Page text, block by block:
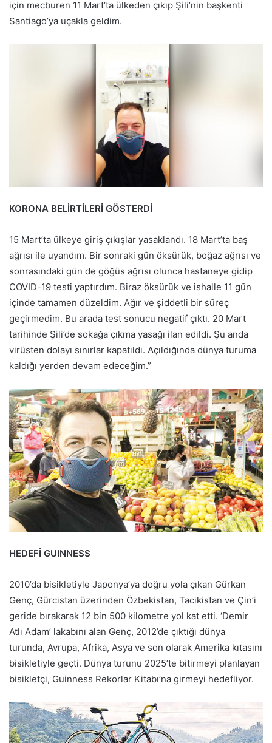
için mecburen 11 Mart’ta ülkeden çıkıp Şili’nin başkenti
Santiago’ya uçakla geldim.
KORONA BELİRTİLERİ GÖSTERDİ
15 Mart’ta ülkeye giriş çıkışlar yasaklandı. 18 Mart’ta baş
ağrısı ile uyandım. Bir sonraki gün öksürük, boğaz ağrısı ve
sonrasındaki gün de göğüs ağrısı olunca hastaneye gidip
COVID-19 testi yaptırdım. Biraz öksürük ve ishalle 11 gün
içinde tamamen düzeldim. Ağır ve şiddetli bir süreç
geçirmedim. Bu arada test sonucu negatif çıktı. 20 Mart
tarihinde Şili’de sokağa çıkma yasağı ilan edildi. Şu anda
virüsten dolayı sınırlar kapatıldı. Açıldığında dünya turuma
kaldığı yerden devam edeceğim.”
HEDEFİ GUINNESS
2010’da bisikletiyle Japonya’ya doğru yola çıkan Gürkan
Genç, Gürcistan üzerinden Özbekistan, Tacikistan ve Çin’i
geride bırakarak 12 bin 500 kilometre yol kat etti. ‘Demir
Atlı Adam’ lakabını alan Genç, 2012’de çıktığı dünya
turunda, Avrupa, Afrika, Asya ve son olarak Amerika kıtasını
bisikletiyle geçti. Dünya turunu 2025’te bitirmeyi planlayan
bisikletçi, Guinness Rekorlar Kitabı’na girmeyi hedefliyor.